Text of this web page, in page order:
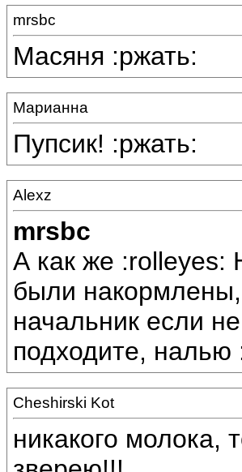
mrsbc
Масяня :ржать:
Марианна
Пупсик! :ржать:
Alexz
mrsbc
А как же :rolleyes:
были
начальник если
подходите, налью
Cheshirski Kot
никакого молока,